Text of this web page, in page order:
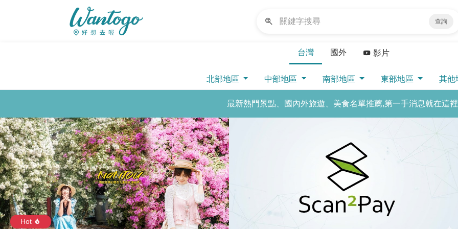
查詢
台灣 國外 影片
北部地區 中部地區 南部地區 東部地區 其他
最新熱門景點、國內外旅遊、美食名單推薦,第一手消息就在這
Hot